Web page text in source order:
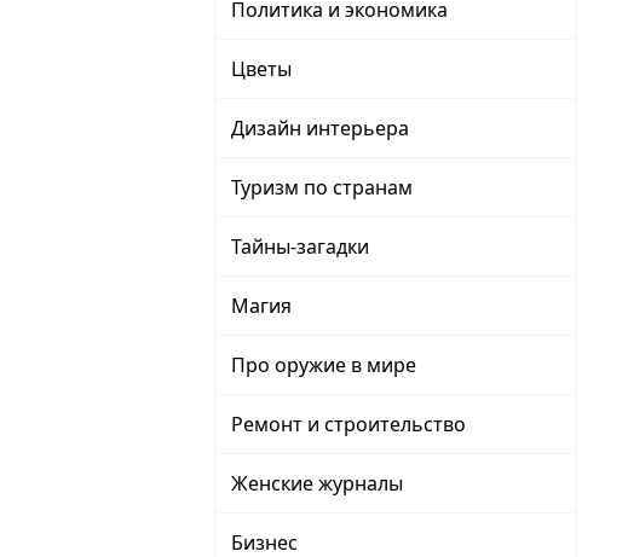
Политика и экономика
Цветы
Дизайн интерьера
Туризм по странам
Тайны-загадки
Магия
Про оружие в мире
Ремонт и строительство
Женские журналы
Бизнес